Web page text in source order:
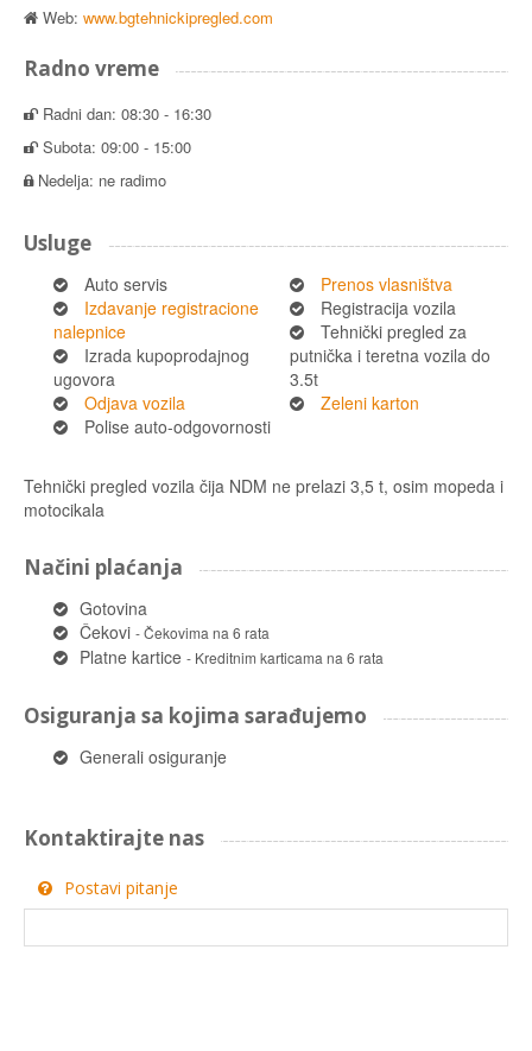
Web: www.bgtehnickipregled.com
Radno vreme
Radni dan: 08:30 - 16:30
Subota: 09:00 - 15:00
Nedelja: ne radimo
Usluge
Auto servis
Izdavanje registracione
nalepnice
Izrada kupoprodajnog
ugovora
Odjava vozila
Polise auto-odgovornosti
Prenos vlasništva
Registracija vozila
Tehnički pregled za
putnička i teretna vozila do
3.5t
Zeleni karton
Tehnički pregled vozila čija NDM ne prelazi 3,5 t, osim mopeda i
motocikala
Načini plaćanja
Gotovina
Čekovi - Čekovima na 6 rata
Platne kartice - Kreditnim karticama na 6 rata
Osiguranja sa kojima sarađujemo
Generali osiguranje
Kontaktirajte nas
Postavi pitanje